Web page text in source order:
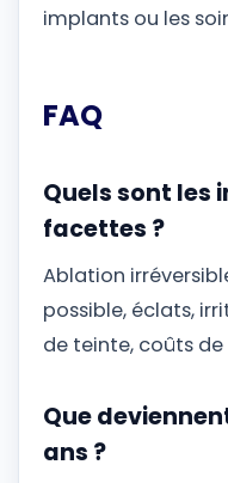
implants ou les
FAQ
Quels sont les
facettes ?
Ablation
possible, éclats,
de teinte, coûts
Que
ans ?